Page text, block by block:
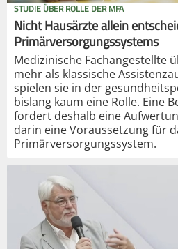
STUDIE ÜBER ROLLE DER MFA
Nicht Hausärzte allein
Primärversorgungssystems
Medizinische Fachangestellte
mehr als klassische
spielen sie in der
bislang kaum eine Rolle. Eine
fordert deshalb eine
darin eine Voraussetzung für
Primärversorgungssystem.